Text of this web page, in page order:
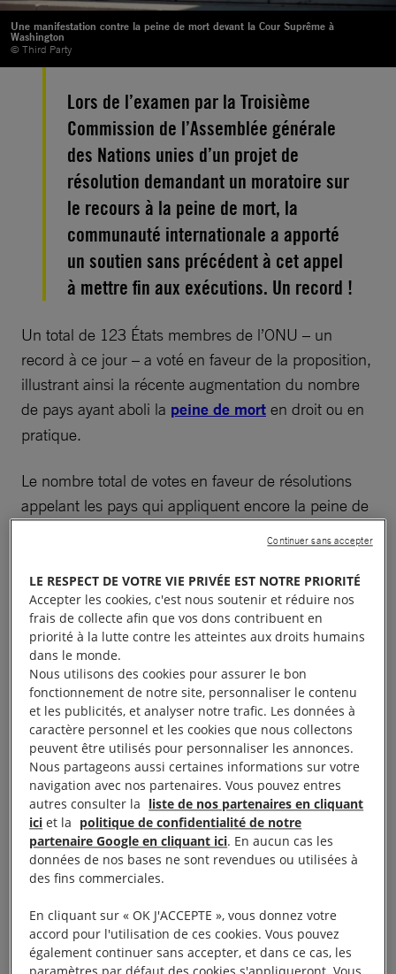
Une manifestation contre la peine de mort devant la Cour Suprême à
Washington
© Third Party
Lors de l’examen par la Troisième
Commission de l’Assemblée générale
des Nations unies d’un projet de
résolution demandant un moratoire sur
le recours à la peine de mort, la
communauté internationale a apporté
un soutien sans précédent à cet appel
à mettre fin aux exécutions. Un record !
Un total de 123 États membres de l’ONU – un
record à ce jour – a voté en faveur de la proposition,
illustrant ainsi la récente augmentation du nombre
de pays ayant aboli la peine de mort en droit ou en
pratique.
Le nombre total de votes en faveur de résolutions
appelant les pays qui appliquent encore la peine de
à 117 en 2016.
Une minorité de pays (36) a voté contre, tandis que
30 se sont abstenus. Pour la première fois, la
République démocratique du Congo , la Dominique
et laMalaisie, qui s’étaient toujours opposées à
cette résolution, ont voté pour, tandis qu’Antigua-et-
Barbuda est passé de l’opposition à l’abstention.
LaGuinée équatoriale, la Gambie, Maurice, le
Rwanda et les Seychelles ont de nouveau voté en
faveur d’un moratoire sur les exécutions, ce qu’ils
n’avaient pas fait en 2016.
Seuls deux pays ont modifié leur vote de manière
négative par rapport à décembre 2016 : Bahreïn
voté contre alors qu’il s’était abstenu, et le Suriname
LE RESPECT DE VOTRE VIE PRIVÉE EST NOTRE PRIORITÉ
Accepter les cookies, c'est nous soutenir et réduire nos
frais de collecte afin que vos dons contribuent en
priorité à la lutte contre les atteintes aux droits humains
dans le monde.
Nous utilisons des cookies pour assurer le bon
fonctionnement de notre site, personnaliser le contenu
et les publicités, et analyser notre trafic. Les données à
caractère personnel et les cookies que nous collectons
peuvent être utilisés pour personnaliser les annonces.
Nous partageons aussi certaines informations sur votre
navigation avec nos partenaires. Vous pouvez entres
autres consulter la liste de nos partenaires en cliquant
ici et la politique de confidentialité de notre
partenaire Google en cliquant ici. En aucun cas les
données de nos bases ne sont revendues ou utilisées à
des fins commerciales.
En cliquant sur « OK J'ACCEPTE », vous donnez votre
accord pour l'utilisation de ces cookies. Vous pouvez
également continuer sans accepter, et dans ce cas, les
Continuer sans accepter